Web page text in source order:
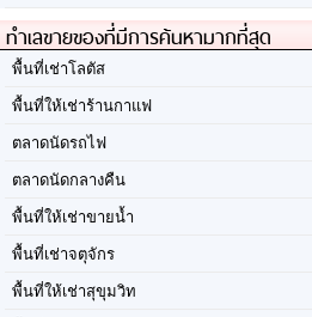
ทำเลขายของที่มีการค้นหามากที่สุด
พื้นที่เช่าโลตัส
พื้นที่ให้เช่าร้านกาแฟ
ตลาดนัดรถไฟ
ตลาดนัดกลางคืน
พื้นที่ให้เช่าขายน้ำ
พื้นที่เช่าจตุจักร
พื้นที่ให้เช่าสุขุมวิท